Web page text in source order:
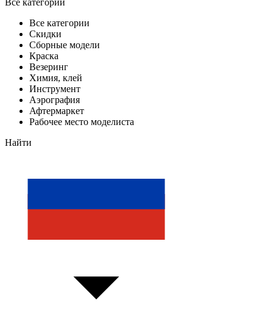
Все категории
Все категории
Скидки
Сборные модели
Краска
Везеринг
Химия, клей
Инструмент
Аэрография
Афтермаркет
Рабочее место моделиста
Найти